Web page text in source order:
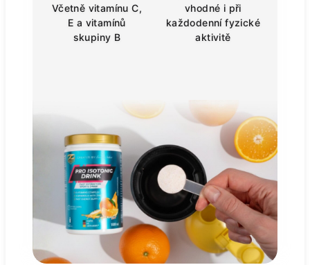
Včetně vitamínu C,
E a vitamínů
skupiny B
vhodné i při
každodenní fyzické
aktivitě